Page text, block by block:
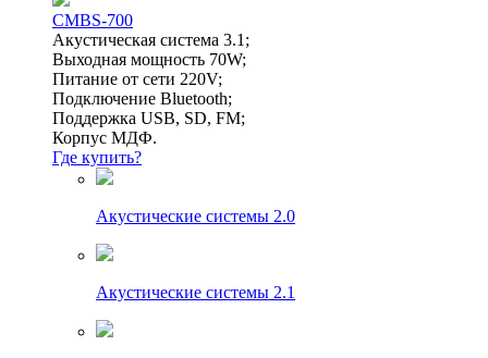
CMBS-700
Акустическая система 3.1;
Выходная мощность 70W;
Питание от сети 220V;
Подключение Bluetooth;
Поддержка USB, SD, FM;
Корпус МДФ.
Где купить?
Акустические системы 2.0
Акустические системы 2.1